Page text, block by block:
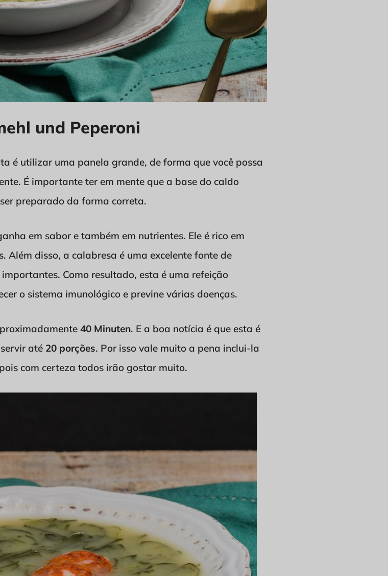
und Peperoni
é utilizar uma panela grande, de forma que você possa
É importante ter em mente que a base do caldo
preparado da forma correta.
em sabor e também em nutrientes. Ele é rico em
disso, a calabresa é uma excelente fonte de
Como resultado, esta é uma refeição
o sistema imunológico e previne várias doenças.
40 Minuten. E a boa notícia é que esta é
até 20 porções. Por isso vale muito a pena inclui-la
com certeza todos irão gostar muito.